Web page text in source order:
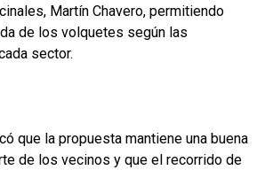
Martín Chavero, permitiendo
de los volquetes según las
sector.
que la propuesta mantiene una buena
de los vecinos y que el recorrido de